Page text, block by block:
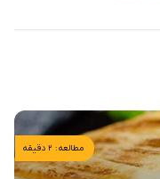
مطالعه: ۲ دقیقه